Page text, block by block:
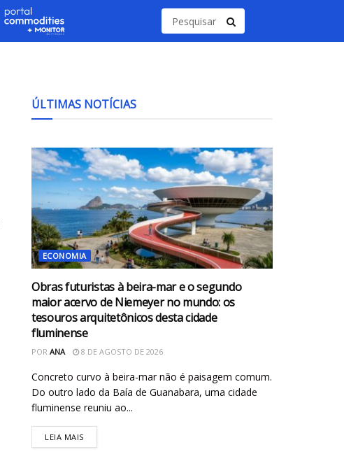
ÚLTIMAS NOTÍCIAS
ECONOMIA
Obras futuristas à beira-mar e o segundo
maior acervo de Niemeyer no mundo: os
tesouros arquitetônicos desta cidade
fluminense
POR ANA 8 DE AGOSTO DE 2026
Concreto curvo à beira-mar não é paisagem comum.
Do outro lado da Baía de Guanabara, uma cidade
fluminense reuniu ao...
LEIA MAIS